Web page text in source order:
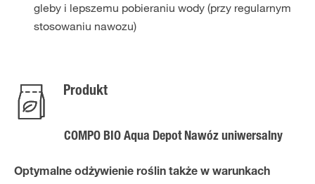
gleby i lepszemu pobieraniu wody (przy regularnym
stosowaniu nawozu)
Produkt
COMPO BIO Aqua Depot Nawóz uniwersalny
Optymalne odżywienie roślin także w warunkach